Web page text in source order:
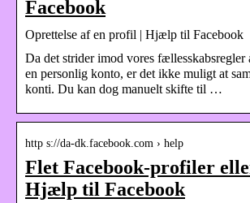
Facebook
Oprettelse af en profil | Hjælp til Facebook
Da det strider imod vores fællesskabsregler
en personlig konto, er det ikke muligt at
konti. Du kan dog manuelt skifte til …
http s://da-dk.facebook.com › help
Flet Facebook-profiler
Hjælp til Facebook